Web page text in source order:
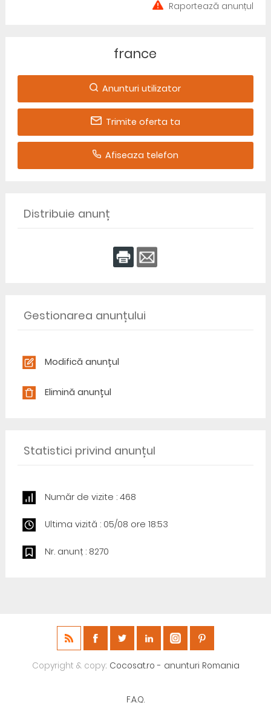
Raportează anunțul
france
Anunturi utilizator
Trimite oferta ta
Afiseaza telefon
Distribuie anunț
Gestionarea anunțului
Modifică anunțul
Elimină anunțul
Statistici privind anunțul
Număr de vizite : 468
Ultima vizită : 05/08 ore 18:53
Nr. anunț : 8270
Copyright & copy; Cocosat.ro - anunturi Romania
F.A.Q.